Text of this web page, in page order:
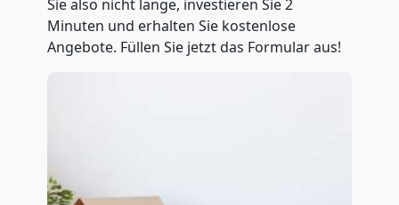
Sie also nicht lange, investieren Sie 2
Minuten und erhalten Sie kostenlose
Angebote. Füllen Sie jetzt das Formular aus!